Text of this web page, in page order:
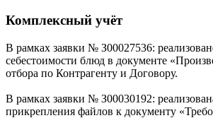
Комплексный учёт
В рамках заявки № З00027536:
себестоимости блюд в документе
отбора по Контрагенту и Договору.
В рамках заявки № З00030192:
прикрепления файлов к документу